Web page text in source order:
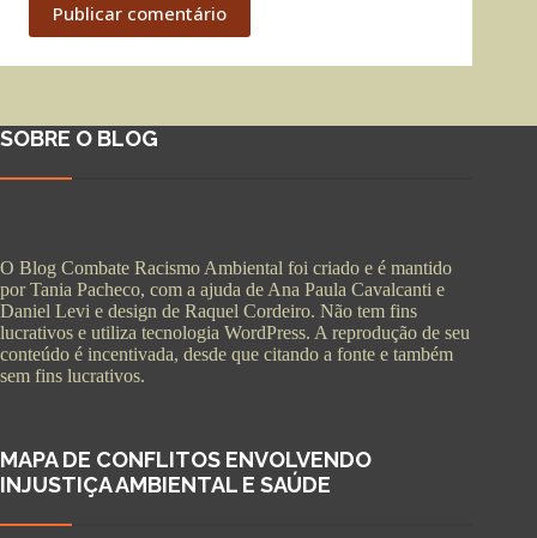
Publicar comentário
SOBRE O BLOG
O Blog Combate Racismo Ambiental foi criado e é mantido
por Tania Pacheco, com a ajuda de Ana Paula Cavalcanti e
Daniel Levi e design de Raquel Cordeiro. Não tem fins
lucrativos e utiliza tecnologia WordPress. A reprodução de seu
conteúdo é incentivada, desde que citando a fonte e também
sem fins lucrativos.
MAPA DE CONFLITOS ENVOLVENDO
INJUSTIÇA AMBIENTAL E SAÚDE